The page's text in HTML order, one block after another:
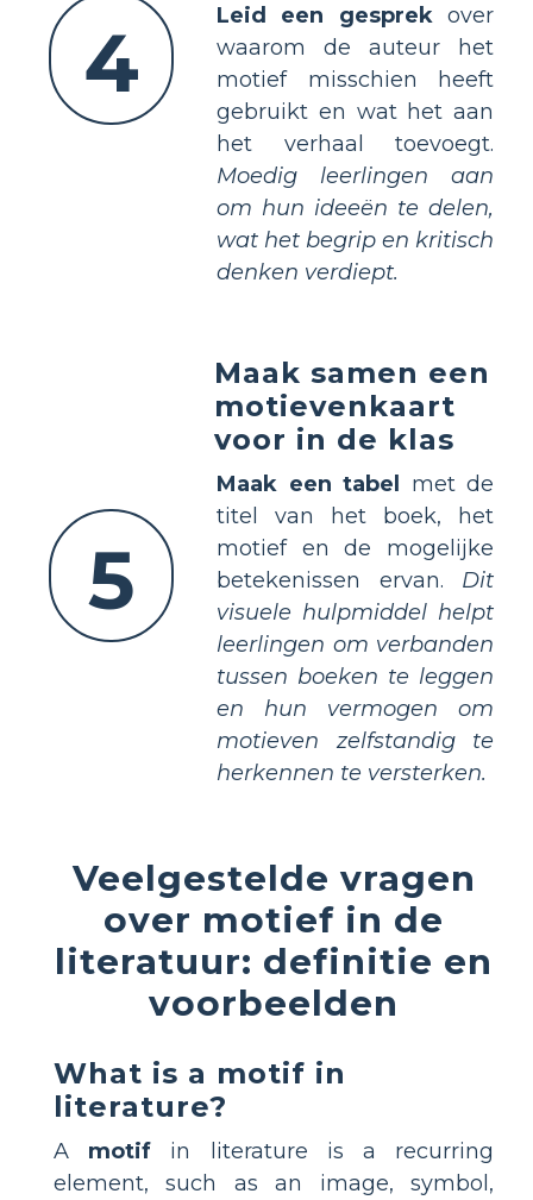
4 Leid een gesprekover
waarom de auteur het
motief misschien heeft
gebruikt en wat het aan
het verhaal toevoegt.
Moedig leerlingen aan
om hun ideeën te delen,
wat het begrip en kritisch
denken verdiept.
5
Maak samen een
motievenkaart
voor in de klas
Maak een tabel
met de
titel van het boek, het
motief en de mogelijke
betekenissen ervan. Dit
visuele hulpmiddel helpt
leerlingen om verbanden
tussen boeken te leggen
en hun vermogen om
motieven zelfstandig te
herkennen te versterken.
Veelgestelde vragen
over motief in de
literatuur: definitie en
voorbeelden
What is a motif in
literature?
A motif in literature is a recurring
element, such as an image, symbol,